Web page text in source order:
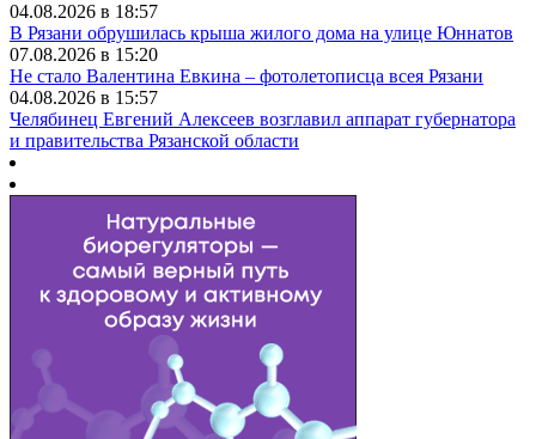
04.08.2026 в 18:57
В Рязани обрушилась крыша жилого дома на улице Юннатов
07.08.2026 в 15:20
Не стало Валентина Евкина – фотолетописца всея Рязани
04.08.2026 в 15:57
Челябинец Евгений Алексеев возглавил аппарат губернатора
и правительства Рязанской области